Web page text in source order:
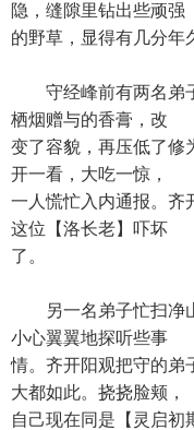
隐，缝隙里钻出些顽强
的野草，显得有几分年
守经峰前有两名弟子
栖烟赠与的香膏，改
变了容貌，再压低了修
开一看，大吃一惊，
一人慌忙入内通报。齐
这位【洛长老】吓坏
了。
另一名弟子忙扫净山
小心翼翼地探听些事
情。齐开阳观把守的弟
大都如此。挠挠脸颊，
自己现在同是【灵启初